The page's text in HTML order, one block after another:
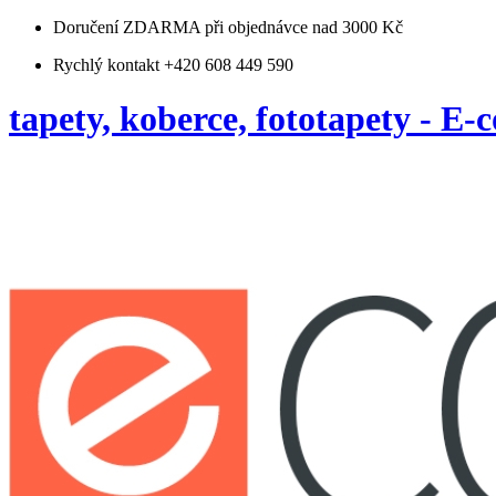
Doručení ZDARMA při objednávce nad 3000 Kč
Rychlý kontakt +420 608 449 590
tapety, koberce, fototapety - E-